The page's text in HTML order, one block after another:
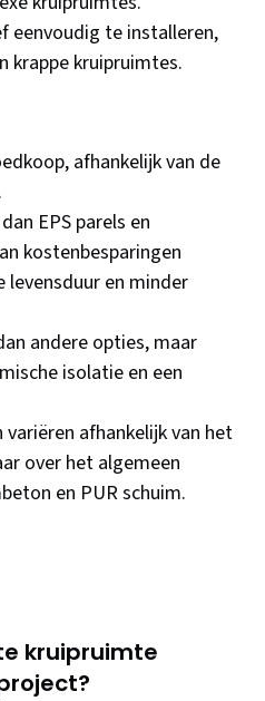
eenvoudig te installeren,
krappe kruipruimtes.
afhankelijk van de
EPS parels en
kostenbesparingen
levensduur en minder
andere opties, maar
isolatie en een
afhankelijk van het
over het algemeen
en PUR schuim.
kruipruimte